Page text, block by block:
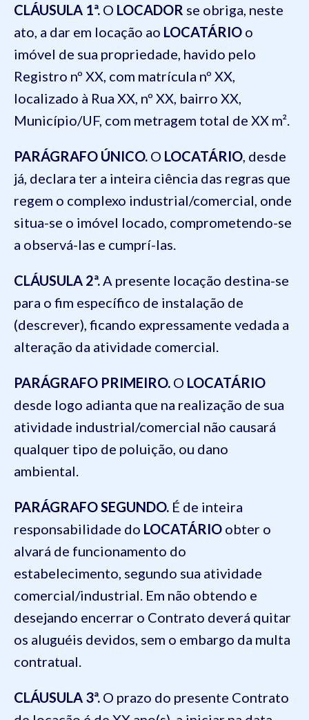
CLÁUSULA 1ª. O LOCADOR se obriga, neste
ato, a dar em locação ao LOCATÁRIO o
imóvel de sua propriedade, havido pelo
Registro nº XX, com matrícula nº XX,
localizado à Rua XX, nº XX, bairro XX,
Município/UF, com metragem total de XX m².
PARÁGRAFO ÚNICO. O LOCATÁRIO , desde
já, declara ter a inteira ciência das regras que
regem o complexo industrial/comercial, onde
situa-se o imóvel locado, comprometendo-se
a observá-las e cumprí-las.
CLÁUSULA 2ª. A presente locação destina-se
para o fim específico de instalação de
(descrever), ficando expressamente vedada a
alteração da atividade comercial.
PARÁGRAFO PRIMEIRO. O LOCATÁRIO
desde logo adianta que na realização de sua
atividade industrial/comercial não causará
qualquer tipo de poluição, ou dano
ambiental.
PARÁGRAFO SEGUNDO. É de inteira
responsabilidade do LOCATÁRIO obter o
alvará de funcionamento do
estabelecimento, segundo sua atividade
comercial/industrial. Em não obtendo e
desejando encerrar o Contrato deverá quitar
os aluguéis devidos, sem o embargo da multa
contratual.
CLÁUSULA 3ª. O prazo do presente Contrato